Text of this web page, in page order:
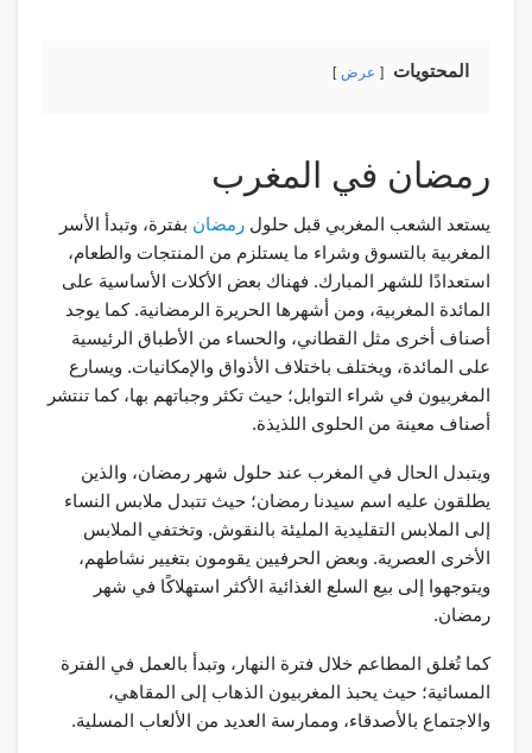
المحتويات عرض
رمضان في المغرب
يستعد الشعب المغربي قبل حلول رمضان بفترة، وتبدأ الأسر
المغربية بالتسوق وشراء ما يستلزم من المنتجات والطعام،
استعدادًا للشهر المبارك. فهناك بعض الأكلات الأساسية على
المائدة المغربية، ومن أشهرها الحريرة الرمضانية. كما يوجد
أصناف أخرى مثل القطاني، والحساء من الأطباق الرئيسية
على المائدة، ويختلف باختلاف الأذواق والإمكانيات. ويسارع
المغربيون في شراء التوابل؛ حيث تكثر وجباتهم بها، كما تنتشر
أصناف معينة من الحلوى اللذيذة.
ويتبدل الحال في المغرب عند حلول شهر رمضان، والذين
يطلقون عليه اسم سيدنا رمضان؛ حيث تتبدل ملابس النساء
إلى الملابس التقليدية المليئة بالنقوش. وتختفي الملابس
الأخرى العصرية. وبعض الحرفيين يقومون بتغيير نشاطهم،
ويتوجهوا إلى بيع السلع الغذائية الأكثر استهلاكًا في شهر
رمضان.
كما تُغلق المطاعم خلال فترة النهار، وتبدأ بالعمل في الفترة
المسائية؛ حيث يحبذ المغربيون الذهاب إلى المقاهي،
والاجتماع بالأصدقاء، وممارسة العديد من الألعاب المسلية.